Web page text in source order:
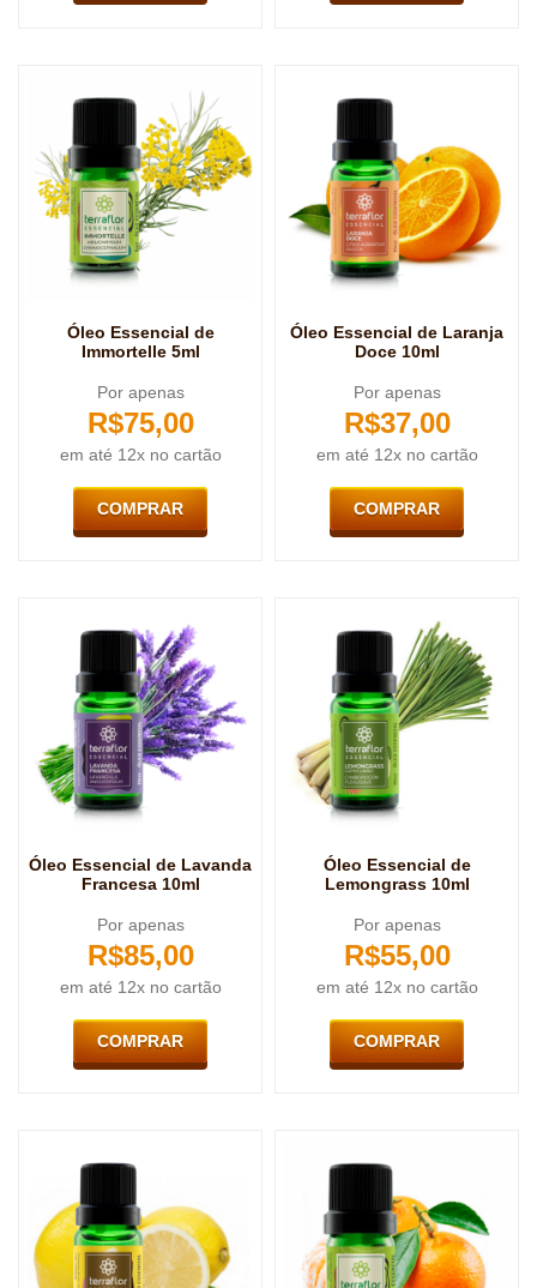
Óleo Essencial de
Immortelle 5ml
Por apenas
R$75,00
em até 12x no cartão
COMPRAR
Óleo Essencial de Laranja
Doce 10ml
Por apenas
R$37,00
em até 12x no cartão
COMPRAR
Óleo Essencial de Lavanda
Francesa 10ml
Por apenas
R$85,00
em até 12x no cartão
COMPRAR
Óleo Essencial de
Lemongrass 10ml
Por apenas
R$55,00
em até 12x no cartão
COMPRAR